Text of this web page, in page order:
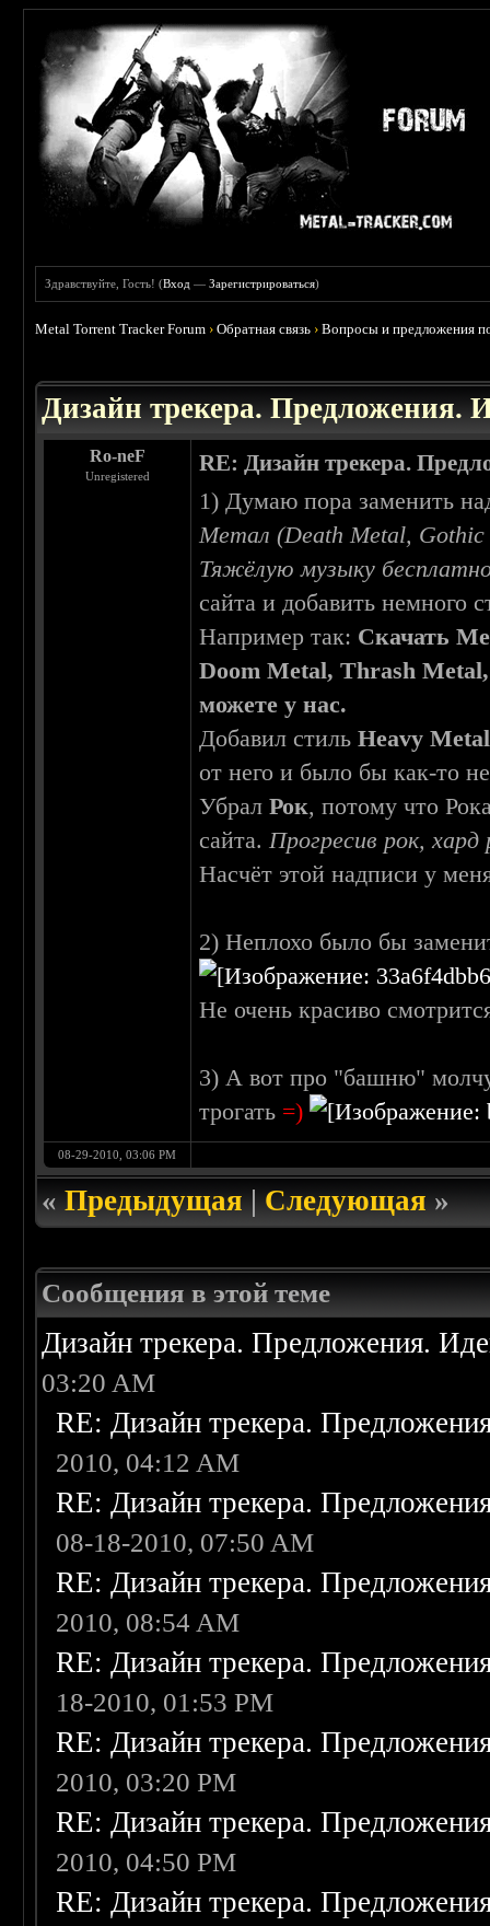
Здравствуйте, Гость! (Вход —Зарегистрироваться)
Metal Torrent Tracker Forum ›Обратная связь ›Вопросы и предложения
Дизайн трекера. Предложения.
Ro-neF
Unregistered
RE: Дизайн трекера.
1) Думаю пора заменить
Метал (Death Metal,
Тяжёлую музыку
сайта и добавить немного
Например так: Скачать
Doom Metal, Thrash
можете у нас.
Добавил стильHeavy Metal
от него и было бы как-то
УбралРок, потому что
сайта.Прогресив рок, хард
Насчёт этой надписи у
2) Неплохо было бы
Не очень красиво
3) А вот про "башню"
трогать =)
08-29-2010, 03:06 PM
«Предыдущая|Следующая»
Сообщения в этой теме
Дизайн трекера. Предложения.
03:20 AM
RE: Дизайн трекера.
2010, 04:12 AM
RE: Дизайн трекера.
08-18-2010, 07:50 AM
RE: Дизайн трекера.
2010, 08:54 AM
RE: Дизайн трекера.
18-2010, 01:53 PM
RE: Дизайн трекера.
2010, 03:20 PM
RE: Дизайн трекера.
2010, 04:50 PM
RE: Дизайн трекера.